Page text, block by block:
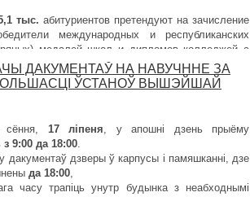
тыс. абитуриентов претендуют на зачисление
международных и республиканских
медалей школ и дипломов колледжей с
технопарка, профильных классов и
ДАКУМЕНТАЎ НА НАВУЧННЕ ЗА
ЎСТАНОЎ ВЫШЭЙШАЙ
17 ліпеня , у апошні дзень прыёму
з 9:00 да 18:00
дзверы ў карпусы і памяшканні, дзе
да 18:00
часу трапіць унутр будынка з неабходнымі